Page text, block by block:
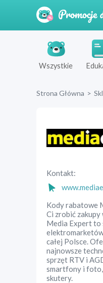
Wszystkie
Strona Główna >
Kontakt:
Kody rabatowe
Ci zrobić zakupy
Media Expert to
całej Polsce.
najnowsze
sprzęt RTV i
smartfony i
skutery.